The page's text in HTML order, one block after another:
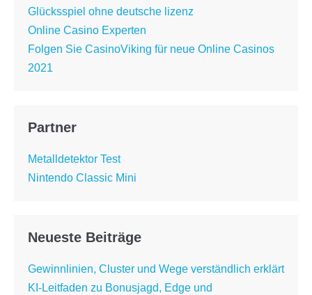
Glücksspiel ohne deutsche lizenz
Online Casino Experten
Folgen Sie CasinoViking für neue Online Casinos
2021
Partner
Metalldetektor Test
Nintendo Classic Mini
Neueste Beiträge
Gewinnlinien, Cluster und Wege verständlich erklärt
KI-Leitfaden zu Bonusjagd, Edge und